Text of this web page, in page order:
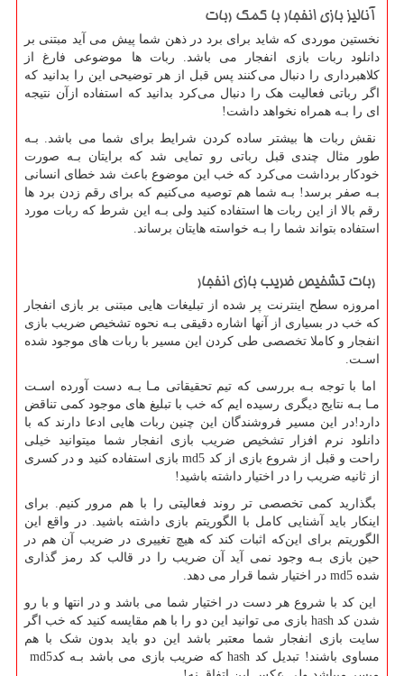
آنالیز بازی انفجار با کمک ربات
نخستین موردی که شاید برای برد در ذهن شما پیش می آید مبتنی بر
دانلود ربات بازی انفجار می باشد. ربات ها موضوعی فارغ از
کلاهبرداری را دنبال می‌کنند پس قبل از هر توضیحی این را بدانید که
اگر رباتی فعالیت هک را دنبال می‌کرد بدانید که استفاده ازآن نتیجه
ای را بـه همراه نخواهد داشت !
نقش ربات ها بیشتر ساده کردن شرایط برای شما می باشد. بـه
طور مثال چندی قبل رباتی رو تمایی شد که برایتان بـه صورت
خودکار برداشت می‌کرد که خب این موضوع باعث شد خطای انسانی
بـه صفر برسد! بـه شما هم توصیه می‌کنیم که برای رقم زدن برد ها
رقم بالا از این ربات ها استفاده کنید ولی بـه این شرط که ربات مورد
استفاده بتواند شما را بـه خواسته هایتان برساند.
ربات تشخیص ضریب بازی انفجار
امروزه سطح اینترنت پر شده از تبلیغات هایی مبتنی بر بازی انفجار
که خب در بسیاری از آنها اشاره دقیقی بـه نحوه تشخیص ضریب بازی
انفجار و کاملا تخصصی طی کردن این مسیر با ربات های موجود شده
اسـت.
اما با توجه بـه بررسی که تیم تحقیقاتی مـا بـه دست آورده اسـت
مـا بـه نتایج دیگری رسیده ایم که خب با تبلیغ های موجود کمی تناقض
دارد!در این مسیر فروشندگان این چنین ربات هایی ادعا دارند که با
دانلود نرم افزار تشخیص ضریب بازی انفجار شما میتوانید خیلی
راحت و قبل از شروع بازی از کد md5 بازی استفاده کنید و در کسری
از ثانیه ضریب را در اختیار داشته باشید !
بگذارید کمی تخصصی تر روند فعالیتی را با هم مرور کنیم. برای
اینکار باید آشنایی کامل با الگوریتم بازی داشته باشید. در واقع این
الگوریتم برای این‌که اثبات کند که هیچ تغییری در ضریب آن هم در
حین بازی بـه وجود نمی آید آن ضریب را در قالب کد رمز گذاری
شده md5 در اختیار شما قرار می دهد.
این کد با شروع هر دست در اختیار شما می باشد و در انتها و با رو
شدن کد hash بازی می توانید این دو را با هم مقایسه کنید که خب اگر
سایت بازی انفجار شما معتبر باشد این دو باید بدون شک با هم
مساوی باشند! تبدیل کد hashکه ضریب بازی می باشد بـه کدmd5